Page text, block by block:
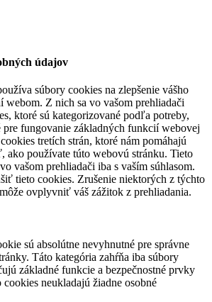
údajov
súbory cookies na zlepšenie vášho
webom. Z nich sa vo vašom prehliadači
ktoré sú kategorizované podľa potreby,
pre fungovanie základných funkcií webovej
tretích strán, ktoré nám pomáhajú
ako používate túto webovú stránku. Tieto
vašom prehliadači iba s vaším súhlasom.
tieto cookies. Zrušenie niektorých z týchto
ovplyvniť váš zážitok z prehliadania.
sú absolútne nevyhnutné pre správne
Táto kategória zahŕňa iba súbory
základné funkcie a bezpečnostné prvky
neukladajú žiadne osobné